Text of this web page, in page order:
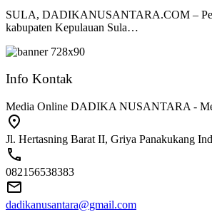
SULA, DADIKANUSANTARA.COM –
kabupaten Kepulauan Sula…
Info Kontak
Media Online DADIKA NUSANTARA -
Jl. Hertasning Barat II, Griya Panakukang
082156538383
dadikanusantara@gmail.com